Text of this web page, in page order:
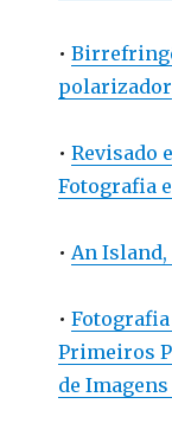
•
polarizador
•Revisado
Fotografia
•An
•
Primeiros
de